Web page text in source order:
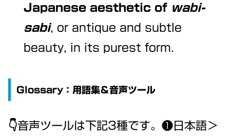
Japanese aesthetic of wabi-
sabi, or antique and subtle
beauty, in its purest form.
Glossary：用語集＆音声ツール
👇音声ツールは下記3種です。❶日本語＞